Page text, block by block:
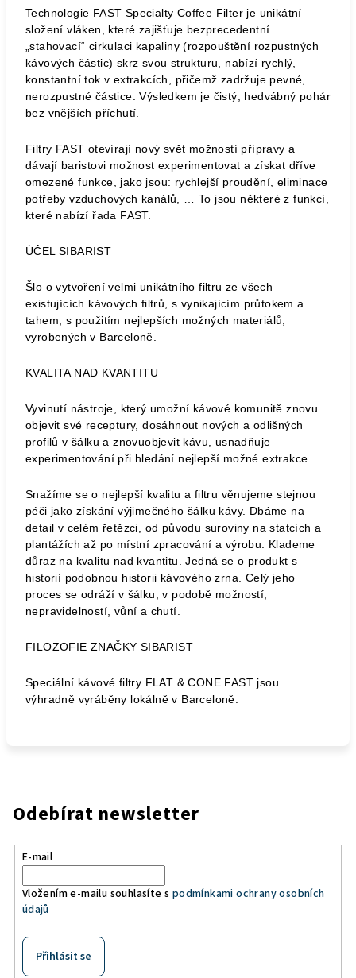
Technologie FAST Specialty Coffee Filter je unikátní
složení vláken, které zajišťuje bezprecedentní
„stahovací“ cirkulaci kapaliny (rozpouštění rozpustných
kávových částic) skrz svou strukturu, nabízí rychlý,
konstantní tok v extrakcích, přičemž zadržuje pevné,
nerozpustné částice. Výsledkem je čistý, hedvábný pohár
bez vnějších příchutí.
Filtry FAST otevírají nový svět možností přípravy a
dávají baristovi možnost experimentovat a získat dříve
omezené funkce, jako jsou: rychlejší proudění, eliminace
potřeby vzduchových kanálů, … To jsou některé z funkcí,
které nabízí řada FAST.
ÚČEL SIBARIST
Šlo o vytvoření velmi unikátního filtru ze všech
existujících kávových filtrů, s vynikajícím průtokem a
tahem, s použitím nejlepších možných materiálů,
vyrobených v Barceloně.
KVALITA NAD KVANTITU
Vyvinutí nástroje, který umožní kávové komunitě znovu
objevit své receptury, dosáhnout nových a odlišných
profilů v šálku a znovuobjevit kávu, usnadňuje
experimentování při hledání nejlepší možné extrakce.
Snažíme se o nejlepší kvalitu a filtru věnujeme stejnou
péči jako získání výjimečného šálku kávy. Dbáme na
detail v celém řetězci, od původu suroviny na statcích a
plantážích až po místní zpracování a výrobu. Klademe
důraz na kvalitu nad kvantitu. Jedná se o produkt s
historií podobnou historii kávového zrna. Celý jeho
proces se odráží v šálku, v podobě možností,
nepravidelností, vůní a chutí.
FILOZOFIE ZNAČKY SIBARIST
Speciální kávové filtry FLAT & CONE FAST jsou
výhradně vyráběny lokálně v Barceloně.
Odebírat newsletter
E-mail
Vložením e-mailu souhlasíte s podmínkami ochrany osobních
údajů
Přihlásit se